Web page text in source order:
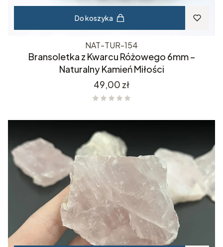
Do koszyka
NAT-TUR-154
Bransoletka z Kwarcu Różowego 6mm –
Naturalny Kamień Miłości
Cena
49,00 zł